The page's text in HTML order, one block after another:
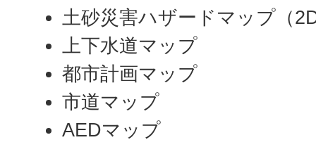
土砂災害ハザードマップ（
上下水道マップ
都市計画マップ
市道マップ
AEDマップ